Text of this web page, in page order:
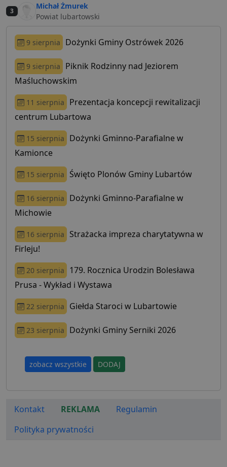
3
Michał Żmurek
Powiat lubartowski
9 sierpnia Dożynki Gminy Ostrówek 2026
9 sierpnia
Piknik Rodzinny nad Jeziorem
Maśluchowskim
11 sierpnia
Prezentacja koncepcji rewitalizacji
centrum Lubartowa
15 sierpnia
Dożynki Gminno-Parafialne w
Kamionce
15 sierpnia Święto Plonów Gminy Lubartów
16 sierpnia
Dożynki Gminno-Parafialne w
Michowie
16 sierpnia
Strażacka impreza charytatywna w
Firleju!
20 sierpnia
179. Rocznica Urodzin Bolesława
Prusa - Wykład i Wystawa
22 sierpnia Giełda Staroci w Lubartowie
23 sierpnia Dożynki Gminy Serniki 2026
zobacz wszystkie DODAJ
Kontakt REKLAMA
Regulamin
Polityka prywatności